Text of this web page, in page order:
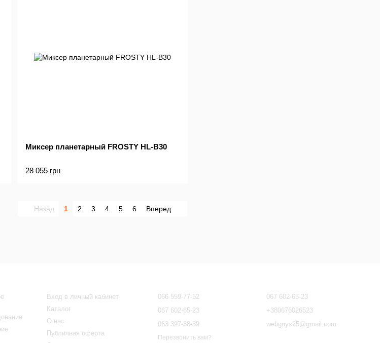
Миксер планетарный FROSTY HL-B30
28 055 грн
Назад 1 2 3 4 5 6 Вперед
Вход в личный кабинет
Каталог
О нас
Публичная оферта
066 559-77-52
067 602-65-23
063 397-38-39
Перезвонить вам?
067 602-65-23
+380676026523
webguys25@gmail.com